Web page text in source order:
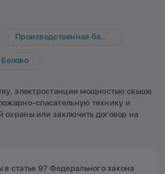
Производственная безопасность
Белово
электростанции мощностью свыше
спасательную технику и
охраны или заключить договор на
статье 97 Федерального закона